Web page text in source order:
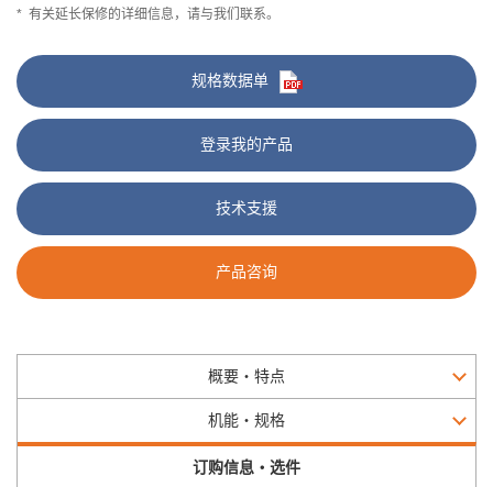
* 有关延长保修的详细信息，请与我们联系。
规格数据单
登录我的产品
技术支援
产品咨询
概要・特点
机能・规格
订购信息・选件